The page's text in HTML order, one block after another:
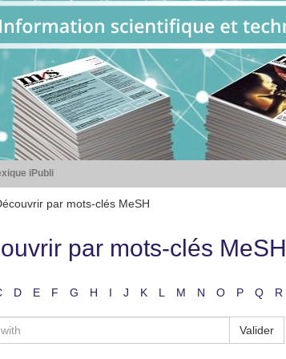
iPubli
par mots-clés MeSH
par mots-clés MeSH
D E F G H I J K L M N O P Q R
Valider